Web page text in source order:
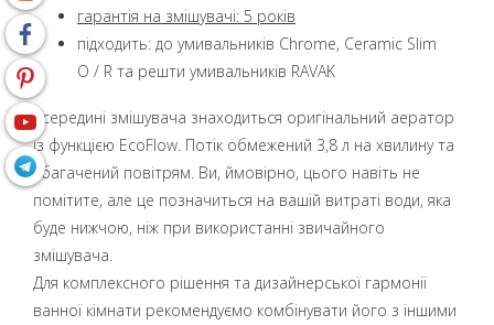
гарантія на змішувачі: 5 років
підходить: до умивальників Chrome, Ceramic Slim
O / R та решти умивальників RAVAK
Усередині змішувача знаходиться оригінальний аератор
із функцією EcoFlow. Потік обмежений 3,8 л на хвилину та
збагачений повітрям. Ви, ймовірно, цього навіть не
помітите, але це позначиться на вашій витраті води, яка
буде нижчою, ніж при використанні звичайного
змішувача.
Для комплексного рішення та дизайнерської гармонії
ванної кімнати рекомендуємо комбінувати його з іншими